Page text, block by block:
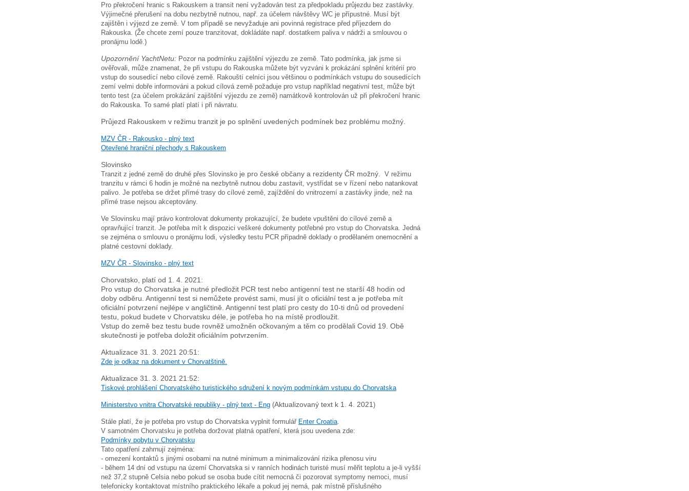
Pro překročení hranic s Rakouskem a transit není vyžadován test za předpokladu průjezdu bez zastávky.
Výjimečné přerušení na dobu nezbytně nutnou, např. za účelem návštěvy WC je přípustné. Musí být
zajištěn i výjezd ze země. V tom případě se nevyžaduje ani povinná registrace před příjezdem do
Rakouska. (Že chcete zemí pouze tranzitovat, dokládáte např. dostatkem paliva v nádrži a smlouvou o
pronájmu lodě.)
Upozornění YachtNetu: Pozor na podmínku zajištění výjezdu ze země. Tato podmínka, jak jsme si
ověřovali, může znamenat, že při vstupu do Rakouska můžete být vyzváni k prokázání splnění kritérií pro
vstup do sousedící nebo cílové země. Rakouští celníci jsou většinou o podmínkách vstupu do sousedících
zemí velmi dobře informováni a pokud cílová země požaduje pro vstup například negativní test, může být
tento test (za účelem prokázání zajištění výjezdu ze země) namátkově kontrolován už při překročení hranic
do Rakouska. To samé platí platí i při návratu.
Průjezd Rakouskem v režimu tranzit je po splnění uvedených podmínek bez problému možný.
MZV ČR - Rakousko - plný text
Otevřené hraniční přechody s Rakouskem
Slovinsko
Tranzit z jedné země do druhé přes Slovinsko je pro české občany a rezidenty ČR možný. V režimu
tranzitu v rámci 6 hodin je možné na nezbytně nutnou dobu zastavit, vystřídat se v řízení nebo natankovat
palivo. Je potřeba se držet přímé trasy do cílové země, zajíždění do vnitrozemí a zastávky jinde, než na
přímé trase nejsou akceptovány.
Ve Slovinsku mají právo kontrolovat dokumenty prokazující, že budete vpuštěni do cílové země a
opravňující tranzit. Je potřeba mít k dispozici veškeré dokumenty potřebné pro vstup do Chorvatska. Jedná
se zejména o smlouvu o pronájmu lodi, výsledky testu PCR případně doklady o prodělaném onemocnění a
platné cestovní doklady.
MZV ČR - Slovinsko - plný text
Chorvatsko, p latí od 1. 4. 2021:
Pro vstup do Chorvatska je nutné předložit PCR test nebo antigenní test ne starší 48 hodin od
doby odběru. Antigenní test si nemůžete provést sami, musí jít o oficiální test a je potřeba mít
oficiální potvrzení nejlépe v angličtině. Antigenní test platí pro cesty do 10-ti dnů od provedení
testu, pokud budete v Chorvatsku déle, je potřeba ho na místě prodloužit.
Vstup do země bez testu bude rovněž umožněn očkovaným a těm co prodělali Covid 19. Obě
skutečnosti je potřeba doložit oficiálním potvrzením.
Aktualizace 31. 3. 2021 20:51:
Zde je odkaz na dokument v Chorvatštině.
Aktualizace 31. 3. 2021 21:52:
Tiskové prohlášení Chorvatského turistického sdružení k novým podmínkám vstupu do Chorvatska
Ministerstvo vnitra Chorvatské republiky - plný text - Eng (Aktualizovaný text k 1. 4. 2021)
Stále platí, že je potřeba pro vstup do Chorvatska vyplnit formulář Enter Croatia.
V samotném Chorvatsku je potřeba doržovat platná opatření, která jsou uvedena zde:
Podmínky pobytu v Chorvatsku
Tato opatření zahrnují zejména:
- omezení kontaktů s jinými osobami na nutné minimum a minimalizování rizika přenosu viru
- během 14 dní od vstupu na území Chorvatska si v ranních hodinách turisté musí měřit teplotu a je-li vyšší
než 37,2 stupně Celsia nebo pokud se osoba bude cítit nemocná či pozorovat symptomy nemoci, musí
telefonicky kontaktovat místního praktického lékaře a pokud jej nemá, pak místně příslušného